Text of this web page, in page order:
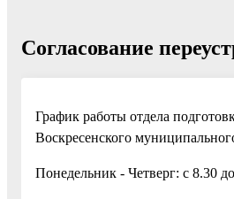
Согласование
График работы отдела
Воскресенского
Понедельник - Четверг: с 8.30